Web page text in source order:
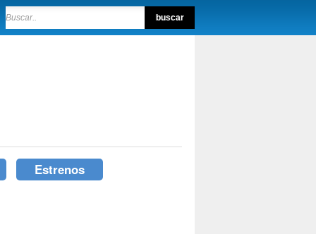
Estrenos